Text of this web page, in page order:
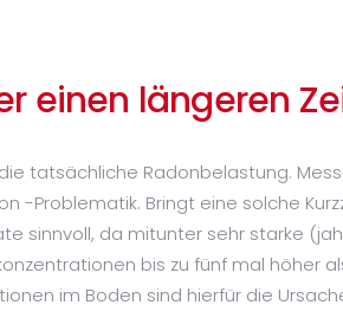
einen längeren
tatsächliche Radonbelastung.
-Problematik. Bringt eine solche
sinnvoll, da mitunter sehr starke
bis zu fünf mal höher
im Boden sind hierfür die